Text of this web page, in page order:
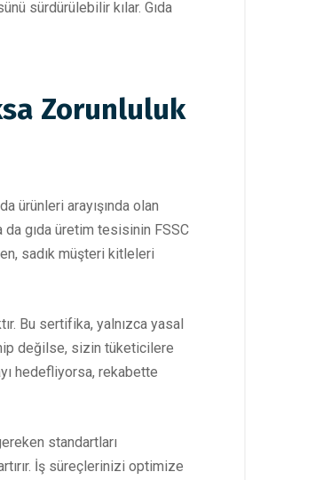
sürdürülebilir kılar. Gıda
Zorunluluk
ürünleri arayışında olan
gıda üretim tesisinin FSSC
sadık müşteri kitleleri
Bu sertifika, yalnızca yasal
değilse, sizin tüketicilere
hedefliyorsa, rekabette
standartları
İş süreçlerinizi optimize